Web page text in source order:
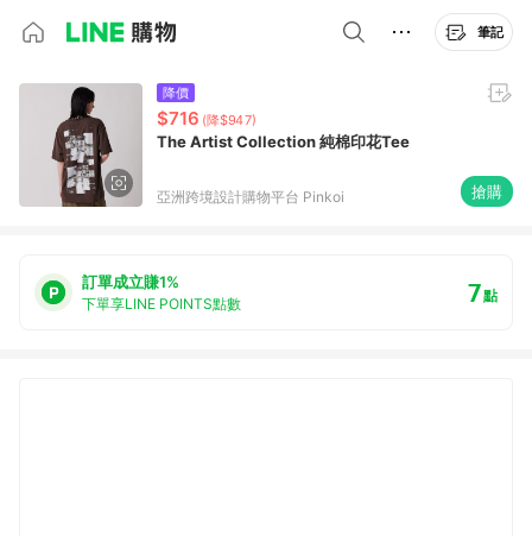
筆記
降價
$716 (降$947)
The Artist Collection 純棉印花Tee
亞洲跨境設計購物平台 Pinkoi 搶購
訂單成立賺1%
下單享LINE POINTS點數 7點